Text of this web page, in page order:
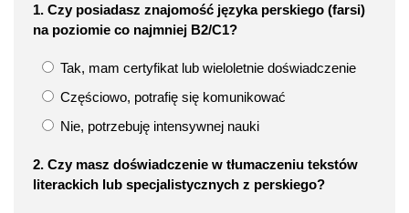
1. Czy posiadasz znajomość języka perskiego (farsi)
na poziomie co najmniej B2/C1?
Tak, mam certyfikat lub wieloletnie doświadczenie
Częściowo, potrafię się komunikować
Nie, potrzebuję intensywnej nauki
2. Czy masz doświadczenie w tłumaczeniu tekstów
literackich lub specjalistycznych z perskiego?